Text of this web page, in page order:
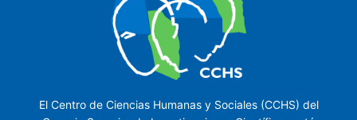
El Centro de Ciencias Humanas y Sociales (CCHS) del